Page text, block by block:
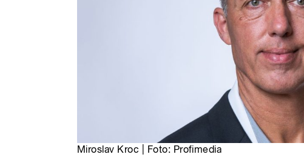
Miroslav Kroc | Foto: Profimedia